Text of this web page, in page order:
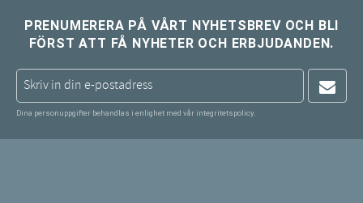
PRENUMERERA PÅ VÅRT NYHETSBREV OCH BLI
FÖRST ATT FÅ NYHETER OCH ERBJUDANDEN.
Dina personuppgifter behandlas i enlighet med vår integritetspolicy.